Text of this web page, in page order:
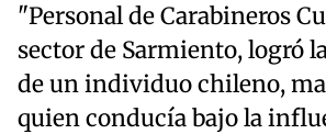
"Personal de Carabineros
sector de Sarmiento, logró
de un individuo chileno,
quien conducía bajo la